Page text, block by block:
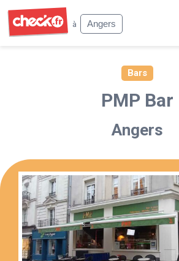
à
Angers
Bars
PMP Bar
Angers